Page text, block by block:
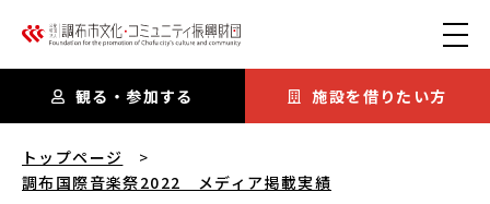
観る・参加する 施設を借りたい方
トップページ
調布国際音楽祭2022 メディア掲載実績
調布国際音楽祭2022 メディア掲載実績